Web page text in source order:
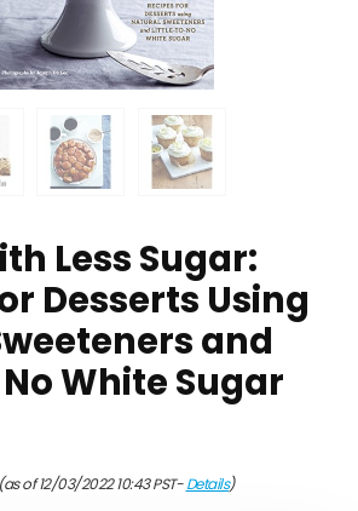
Less Sugar:
Desserts Using
and
White Sugar
of 12/03/2022 10:43 PST-Details)